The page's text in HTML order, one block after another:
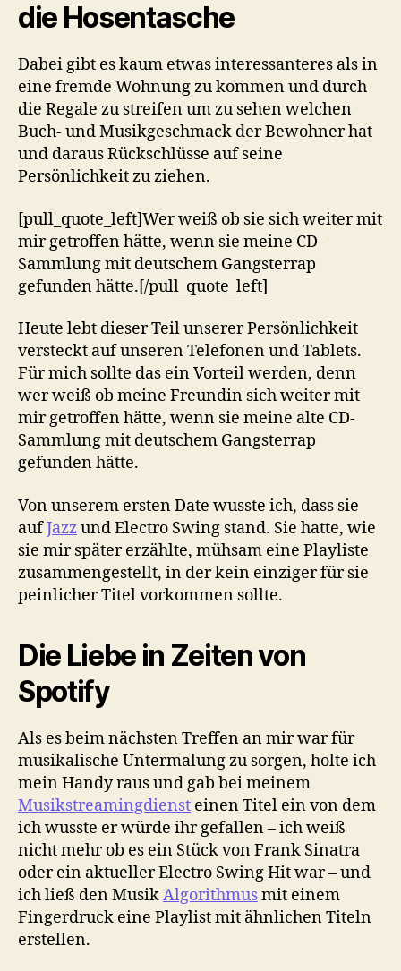
die Hosentasche
Dabei gibt es kaum etwas interessanteres als in
eine fremde Wohnung zu kommen und durch
die Regale zu streifen um zu sehen welchen
Buch- und Musikgeschmack der Bewohner hat
und daraus Rückschlüsse auf seine
Persönlichkeit zu ziehen.
[pull_quote_left]Wer weiß ob sie sich weiter mit
mir getroffen hätte, wenn sie meine CD-
Sammlung mit deutschem Gangsterrap
gefunden hätte.[/pull_quote_left]
Heute lebt dieser Teil unserer Persönlichkeit
versteckt auf unseren Telefonen und Tablets.
Für mich sollte das ein Vorteil werden, denn
wer weiß ob meine Freundin sich weiter mit
mir getroffen hätte, wenn sie meine alte CD-
Sammlung mit deutschem Gangsterrap
gefunden hätte.
Von unserem ersten Date wusste ich, dass sie
aufJazzund Electro Swing stand. Sie hatte, wie
sie mir später erzählte, mühsam eine Playliste
zusammengestellt, in der kein einziger für sie
peinlicher Titel vorkommen sollte.
Die Liebe in Zeiten von
Spotify
Als es beim nächsten Treffen an mir war für
musikalische Untermalung zu sorgen, holte ich
mein Handy raus und gab bei meinem
Musikstreamingdienst einen Titel ein von dem
ich wusste er würde ihr gefallen – ich weiß
nicht mehr ob es ein Stück von Frank Sinatra
oder ein aktueller Electro Swing Hit war – und
ich ließ den MusikAlgorithmusmit einem
Fingerdruck eine Playlist mit ähnlichen Titeln
erstellen.